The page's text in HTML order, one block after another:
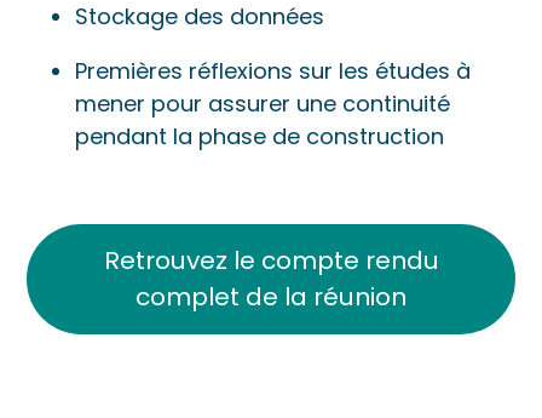
Stockage des données
Premières réflexions sur les études à
mener pour assurer une continuité
pendant la phase de construction
Retrouvez le compte rendu
complet de la réunion